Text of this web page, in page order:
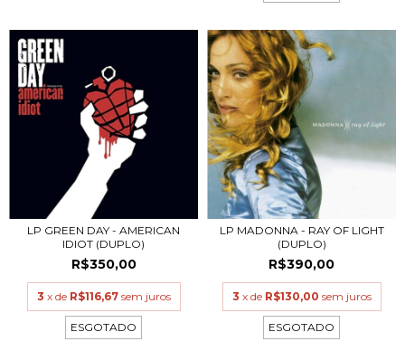
LP GREEN DAY - AMERICAN
IDIOT (DUPLO)
R$350,00
3 x de R$116,67 sem juros
ESGOTADO
LP MADONNA - RAY OF LIGHT
(DUPLO)
R$390,00
3 x de R$130,00 sem juros
ESGOTADO